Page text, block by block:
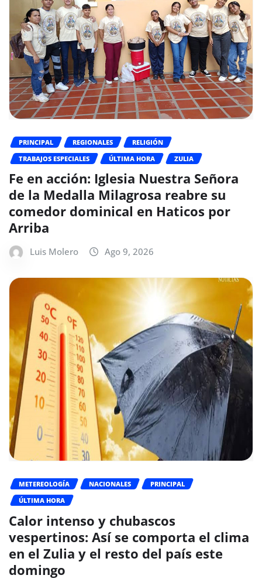
PRINCIPAL REGIONALES
RELIGIÓN
TRABAJOS ESPECIALES
ÚLTIMA HORA ZULIA
Fe en acción: Iglesia Nuestra Señora
de la Medalla Milagrosa reabre su
comedor dominical en Haticos por
Arriba
Luis Molero Ago 9, 2026
METEREOLOGÍA NACIONALES
PRINCIPAL
ÚLTIMA HORA
Calor intenso y chubascos
vespertinos: Así se comporta el clima
en el Zulia y el resto del país este
domingo